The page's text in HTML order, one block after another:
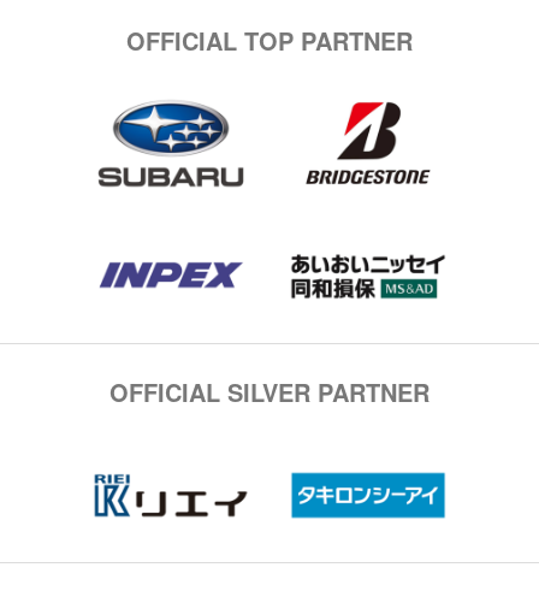
OFFICIAL TOP PARTNER
OFFICIAL SILVER PARTNER